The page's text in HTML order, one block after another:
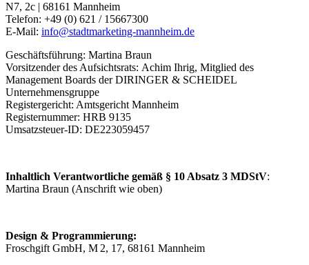
N7, 2c | 68161 Mannheim
Telefon: +49 (0) 621 / 15667300
E-Mail: info@stadtmarketing-mannheim.de
Geschäftsführung: Martina Braun
Vorsitzender des Aufsichtsrats: Achim Ihrig, Mitglied des
Management Boards der DIRINGER & SCHEIDEL
Unternehmensgruppe
Registergericht: Amtsgericht Mannheim
Registernummer: HRB 9135
Umsatzsteuer-ID: DE223059457
Inhaltlich Verantwortliche gemäß § 10 Absatz 3 MDStV:
Martina Braun (Anschrift wie oben)
Design & Programmierung:
Froschgift GmbH, M 2, 17, 68161 Mannheim